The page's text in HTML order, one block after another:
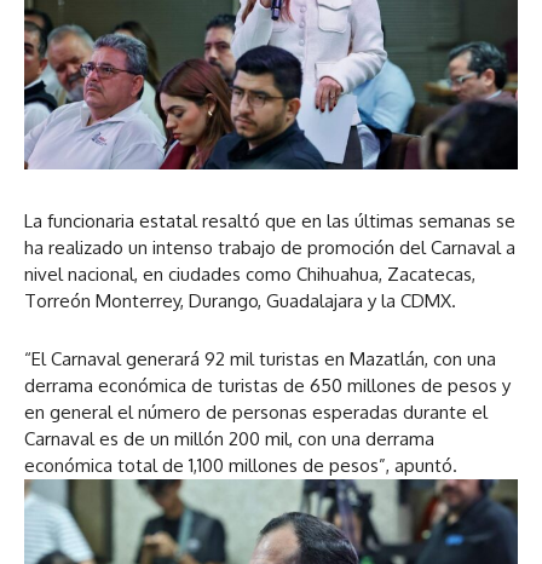
La funcionaria estatal resaltó que en las últimas semanas se
ha realizado un intenso trabajo de promoción del Carnaval a
nivel nacional, en ciudades como Chihuahua, Zacatecas,
Torreón Monterrey, Durango, Guadalajara y la CDMX.
“El Carnaval generará 92 mil turistas en Mazatlán, con una
derrama económica de turistas de 650 millones de pesos y
en general el número de personas esperadas durante el
Carnaval es de un millón 200 mil, con una derrama
económica total de 1,100 millones de pesos”, apuntó.